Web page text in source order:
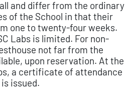
and differ from the ordinary
of the School in that their
one to twenty-four weeks.
Labs is limited. For non-
not far from the
upon reservation. At the
a certificate of attendance
is issued.